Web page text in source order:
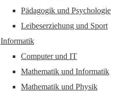
Pädagogik und Psychologie
Leibeserziehung und Sport
Informatik
Computer und IT
Mathematik und Informatik
Mathematik und Physik